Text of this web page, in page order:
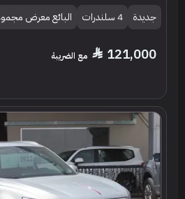
جديدة 4 سلندرات البائع معرض
121,000 مع الضريبة